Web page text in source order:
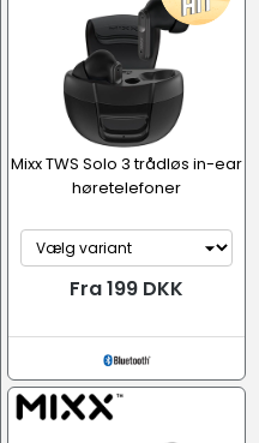
Mixx TWS Solo 3 trådløs in-ear
høretelefoner
Fra 199 DKK